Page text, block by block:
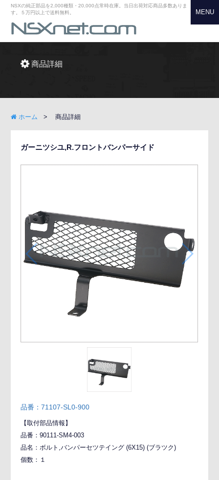
NSXの純正部品を2,000種類・20,000点常時在庫。当日出荷対応商品多数ありま
す。５万円以上で送料無料。
MENU
商品詳細
ホーム 商品詳細
ガーニツシユ,R.フロントバンパーサイド
品番：71107-SL0-900
【取付部品情報】
品番：90111-SM4-003
品名：ボルト,バンパーセツテイング (6X15) (ブラツク)
個数：１